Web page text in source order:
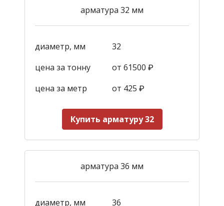
арматура 32 мм
диаметр, мм
32
цена за тонну
от 61500 ₽
цена за метр
от 425 ₽
Купить арматуру 32
арматура 36 мм
диаметр, мм 36